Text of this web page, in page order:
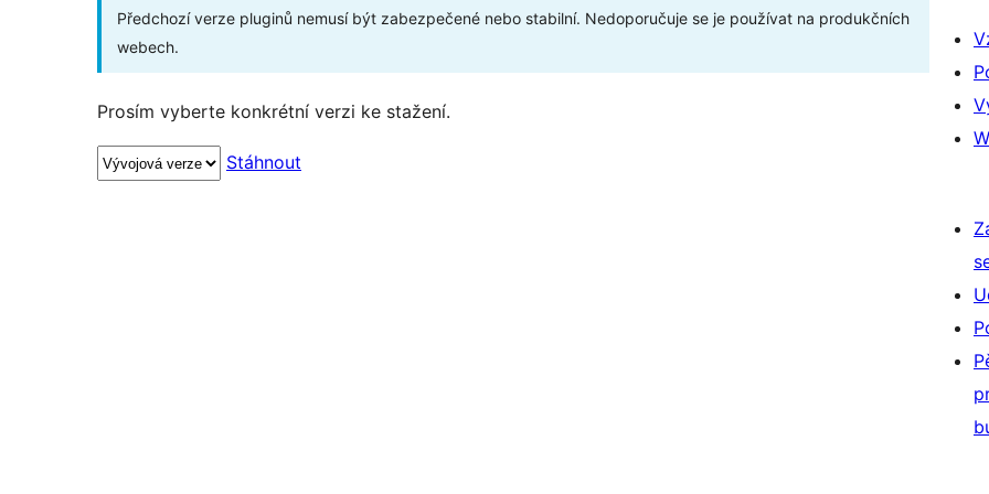
Předchozí verze pluginů nemusí být zabezpečené nebo stabilní. Nedoporučuje se je používat na produkčních
webech.
Prosím vyberte konkrétní verzi ke stažení.
Stáhnout